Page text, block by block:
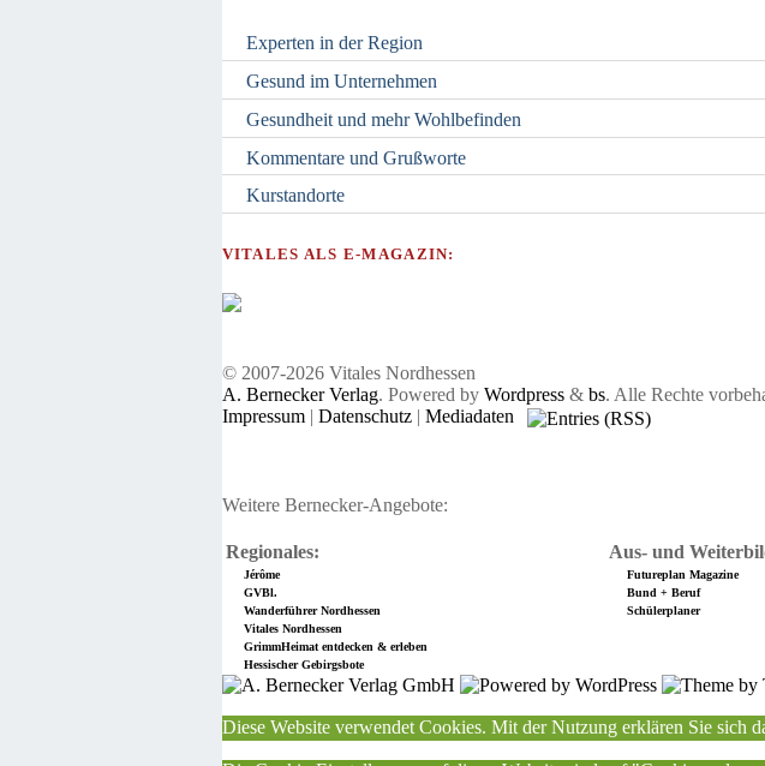
Experten in der Region
Gesund im Unternehmen
Gesundheit und mehr Wohlbefinden
Kommentare und Grußworte
Kurstandorte
VITALES ALS E-MAGAZIN:
© 2007-2026 Vitales Nordhessen
A. Bernecker Verlag. Powered by Wordpress& bs. Alle Rechte
Impressum| Datenschutz| Mediadaten
Weitere Bernecker-Angebote:
Regionales: Aus- und
Jérôme Futureplan Magazine
GVBl.
Bund + Beruf
Wanderführer Nordhessen
Schülerplaner
Vitales Nordhessen
GrimmHeimat entdecken & erleben
Hessischer Gebirgsbote
Diese Website verwendet Cookies. Mit der Nutzung erklären Sie sich